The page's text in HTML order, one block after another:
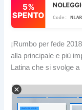
5%
SPENTO
¡Rumbo per fede
alla principale e più
Latina che si svolge